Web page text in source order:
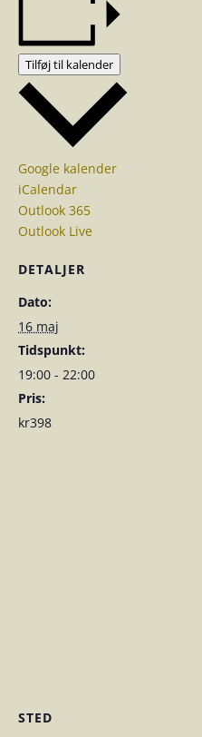
Tilføj til kalender
Google kalender
iCalendar
Outlook 365
Outlook Live
DETALJER
Dato:
16 maj
Tidspunkt:
19:00 - 22:00
Pris:
kr398
STED